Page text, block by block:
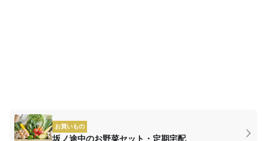
お買いもの
坂ノ途中のお野菜セット・定期宅配